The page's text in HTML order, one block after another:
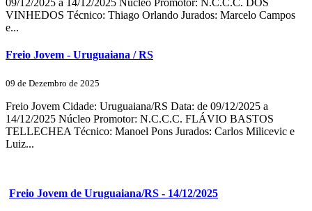
09/12/2025 a 14/12/2025 Núcleo Promotor: N.C.C.C. DOS
VINHEDOS Técnico: Thiago Orlando Jurados: Marcelo Campos
e...
Freio Jovem - Uruguaiana / RS
09 de Dezembro de 2025
Freio Jovem Cidade: Uruguaiana/RS Data: de 09/12/2025 a
14/12/2025 Núcleo Promotor: N.C.C.C. FLÁVIO BASTOS
TELLECHEA Técnico: Manoel Pons Jurados: Carlos Milicevic e
Luiz...
Freio Jovem de Uruguaiana/RS - 14/12/2025